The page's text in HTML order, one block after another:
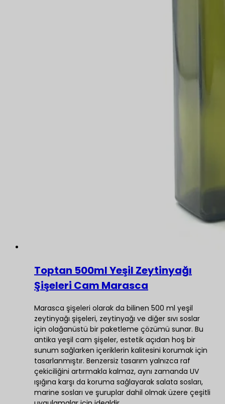
Toptan 500ml Yeşil Zeytinyağı
Şişeleri Cam Marasca
Marasca şişeleri olarak da bilinen 500 ml yeşil
zeytinyağı şişeleri, zeytinyağı ve diğer sıvı soslar
için olağanüstü bir paketleme çözümü sunar. Bu
antika yeşil cam şişeler, estetik açıdan hoş bir
sunum sağlarken içeriklerin kalitesini korumak için
tasarlanmıştır. Benzersiz tasarım yalnızca raf
çekiciliğini artırmakla kalmaz, aynı zamanda UV
ışığına karşı da koruma sağlayarak salata sosları,
marine sosları ve şuruplar dahil olmak üzere çeşitli